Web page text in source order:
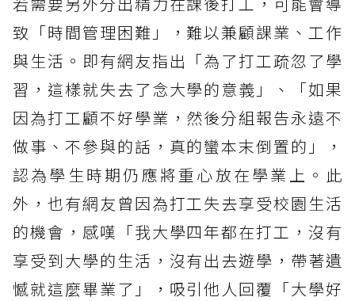
致「時間管理困難」，難以兼顧課業、工作
與生活。即有網友指出「為了打工疏忽了學
習，這樣就失去了念大學的意義」、「如果
因為打工顧不好學業，然後分組報告永遠不
做事、不參與的話，真的蠻本末倒置的」，
認為學生時期仍應將重心放在學業上。此
外，也有網友曾因為打工失去享受校園生活
的機會，感嘆「我大學四年都在打工，沒有
享受到大學的生活，沒有出去遊學，帶著遺
憾就這麼畢業了」，吸引他人回覆「大學好